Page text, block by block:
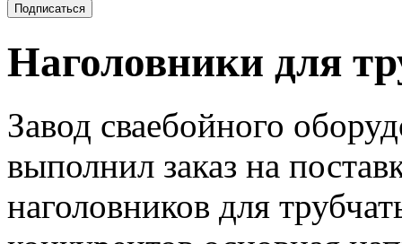
Наголовники для
Завод сваебойного
выполнил заказ на
наголовников для